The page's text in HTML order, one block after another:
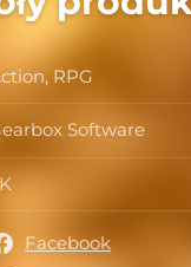
RPG
Software
Facebook